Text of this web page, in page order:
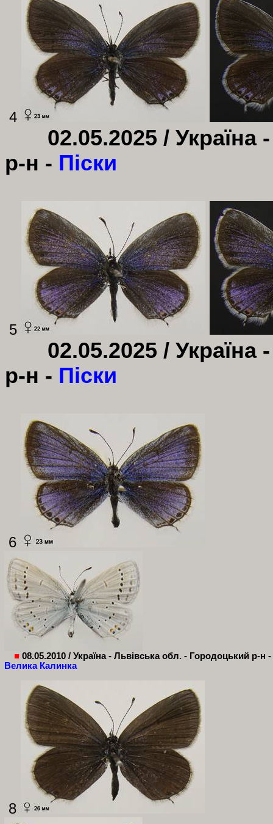
4
02.05.2025 / Україна
р-н - Піски
5
02.05.2025 / Україна
р-н - Піски
6
■ 08.05.2010 /Україна - Львівська обл. - Городоцький р-н -
Велика Калинка
8